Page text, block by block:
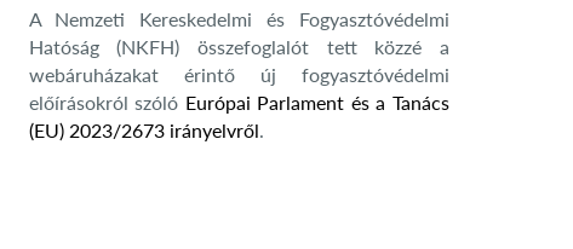
A Nemzeti Kereskedelmi és Fogyasztóvédelmi
Hatóság (NKFH) összefoglalót tett közzé a
webáruházakat érintő új fogyasztóvédelmi
előírásokról szóló Európai Parlament és a Tanács
(EU) 2023/2673 irányelvről.